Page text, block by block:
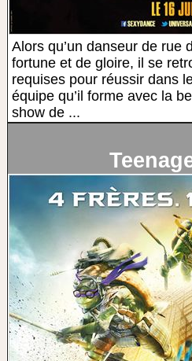
Alors qu’un danseur de rue
fortune et de gloire, il se
requises pour réussir dans
équipe qu’il forme avec la
show de ...